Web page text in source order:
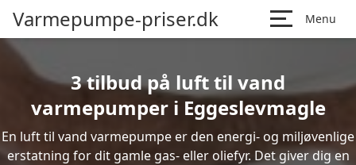
Varmepumpe-priser.dk Menu
3 tilbud på luft til vand
varmepumper i Eggeslevmagle
En luft til vand varmepumpe er den energi- og miljøvenlige
erstatning for dit gamle gas- eller oliefyr. Det giver dig en